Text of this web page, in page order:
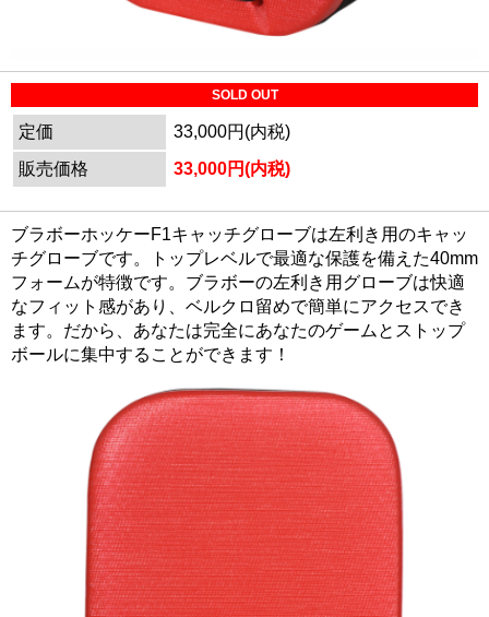
SOLD OUT
定価
33,000円(内税)
販売価格
33,000円(内税)
ブラボーホッケーF1キャッチグローブは左利き用のキャッ
チグローブです。トップレベルで最適な保護を備えた40mm
フォームが特徴です。ブラボーの左利き用グローブは快適
なフィット感があり、ベルクロ留めで簡単にアクセスでき
ます。だから、あなたは完全にあなたのゲームとストップ
ボールに集中することができます！